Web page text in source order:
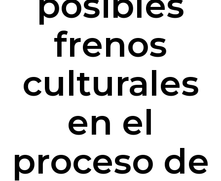
frenos
culturales
en el
proceso de